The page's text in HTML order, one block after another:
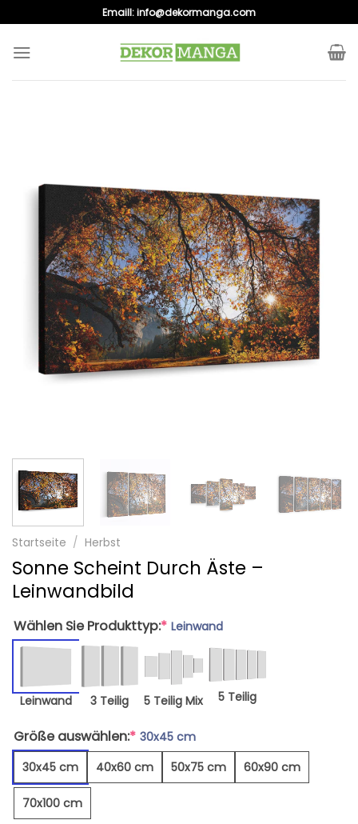
to
content
Emaill:info@dekormanga.com
Startseite / Herbst
Sonne Scheint Durch Äste –
Leinwandbild
Wählen Sie Produkttyp:* Leinwand
Leinwand 3 Teilig 5 Teilig Mix 5 Teilig
Größe auswählen:* 30x45 cm
30x45 cm
40x60 cm 50x75 cm 60x90 cm
70x100 cm